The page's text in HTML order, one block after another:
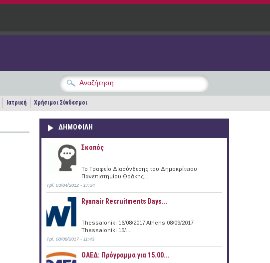
Ιατρική Χρήσιμοι Σύνδεσμοι
ΔΗΜΟΦΙΛΗ
Σκοπός
Το Γραφείο Διασύνδεσης του Δημοκρίτειου
Πανεπιστημίου Θράκης...
Τρί, 03/04/2012 - 17:34
Ryanair Recruitments Days...
Thessaloniki 16/08/2017 Athens 08/09/2017
Thessaloniki 15/...
Τρί, 08/08/2017 - 11:43
ΟΑΕΔ: Πρόγραμμα για 15.00...